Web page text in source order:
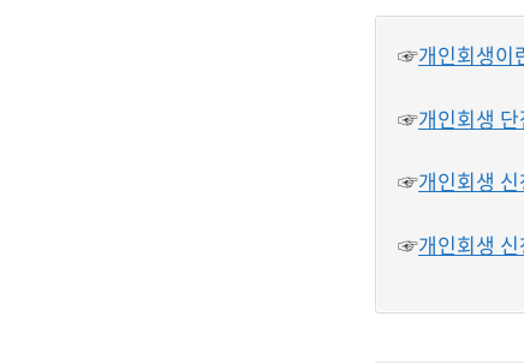
☞개인회생이
☞개인회생
☞개인회생
☞개인회생